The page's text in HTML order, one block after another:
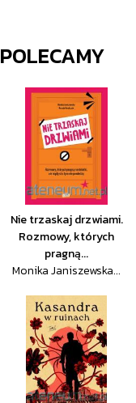
POLECAMY
Nie trzaskaj drzwiami.
Rozmowy, których
pragną...
Monika Janiszewska...